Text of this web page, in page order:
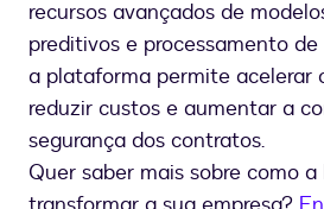
recursos avançados de
preditivos e processamento
a plataforma permite acelerar
reduzir custos e aumentar a
segurança dos contratos.
Quer saber mais sobre como